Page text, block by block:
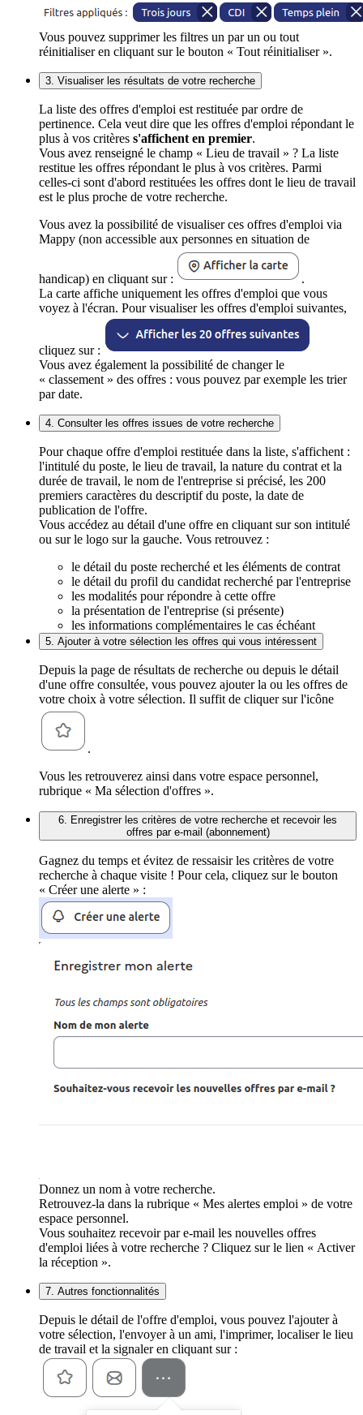
Vous pouvez supprimer les filtres un par un ou tout
réinitialiser en cliquant sur le bouton « Tout réinitialiser ».
3. Visualiser les résultats de votre recherche
La liste des offres d'emploi est restituée par ordre de
pertinence. Cela veut dire que les offres d'emploi répondant le
plus à vos critères s'affichent en premier.
Vous avez renseigné le champ « Lieu de travail » ? La liste
restitue les offres répondant le plus à vos critères. Parmi
celles-ci sont d'abord restituées les offres dont le lieu de travail
est le plus proche de votre recherche.
Vous avez la possibilité de visualiser ces offres d'emploi via
Mappy (non accessible aux personnes en situation de
handicap) en cliquant sur :
.
La carte affiche uniquement les offres d'emploi que vous
voyez à l'écran. Pour visualiser les offres d'emploi suivantes,
cliquez sur :
Vous avez également la possibilité de changer le
« classement » des offres : vous pouvez par exemple les trier
par date.
4. Consulter les offres issues de votre recherche
Pour chaque offre d'emploi restituée dans la liste, s'affichent :
l'intitulé du poste, le lieu de travail, la nature du contrat et la
durée de travail, le nom de l'entreprise si précisé, les 200
premiers caractères du descriptif du poste, la date de
publication de l'offre.
Vous accédez au détail d'une offre en cliquant sur son intitulé
ou sur le logo sur la gauche. Vous retrouvez :
le détail du poste recherché et les éléments de contrat
le détail du profil du candidat recherché par l'entreprise
les modalités pour répondre à cette offre
la présentation de l'entreprise (si présente)
les informations complémentaires le cas échéant
5. Ajouter à votre sélection les offres qui vous intéressent
Depuis la page de résultats de recherche ou depuis le détail
d'une offre consultée, vous pouvez ajouter la ou les offres de
votre choix à votre sélection. Il suffit de cliquer sur l'icône
.
Vous les retrouverez ainsi dans votre espace personnel,
rubrique « Ma sélection d'offres ».
6. Enregistrer les critères de votre recherche et recevoir les
offres par e-mail (abonnement)
Gagnez du temps et évitez de ressaisir les critères de votre
recherche à chaque visite ! Pour cela, cliquez sur le bouton
« Créer une alerte » :
Donnez un nom à votre recherche.
Retrouvez-la dans la rubrique « Mes alertes emploi » de votre
espace personnel.
Vous souhaitez recevoir par e-mail les nouvelles offres
d'emploi liées à votre recherche ? Cliquez sur le lien « Activer
la réception ».
7. Autres fonctionnalités
Depuis le détail de l'offre d'emploi, vous pouvez l'ajouter à
votre sélection, l'envoyer à un ami, l'imprimer, localiser le lieu
de travail et la signaler en cliquant sur :